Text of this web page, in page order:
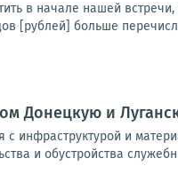
в начале нашей
[рублей] больше
Донецкую и
инфраструктурой и
и обустройства